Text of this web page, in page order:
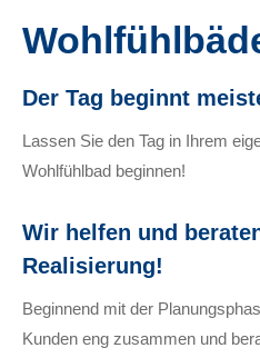
Der Tag beginnt
Lassen Sie den Tag in Ihrem
Wohlfühlbad beginnen!
Wir helfen und
Realisierung!
Beginnend mit der
Kunden eng zusammen und